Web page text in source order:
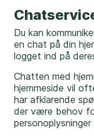
Du kan
en chat på din
logget ind på
Chatten med
hjemmeside vil
har afklarende
der være behov